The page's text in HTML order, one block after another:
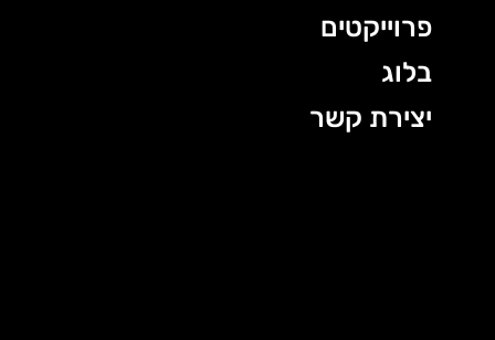
פרוייקטים
בלוג
יצירת קשר